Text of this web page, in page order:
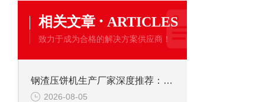
相关文章 · ARTICLES
致力于成为合格的解决方案供应商！
钢渣压饼机生产厂家深度推荐：为何恩派特成为高净值产线的优选
2026-08-05